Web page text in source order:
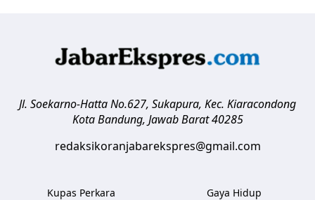
Jl. Soekarno-Hatta No.627, Sukapura, Kec. Kiaracondong
Kota Bandung, Jawab Barat 40285
redaksikoranjabarekspres@gmail.com
Kupas Perkara
Gaya Hidup